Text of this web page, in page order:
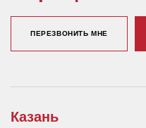
ПЕРЕЗВОНИТЬ МНЕ
Казань